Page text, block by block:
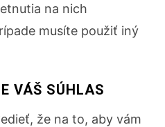
na nich
musíte použiť iný
VÁŠ SÚHLAS
že na to, aby vám